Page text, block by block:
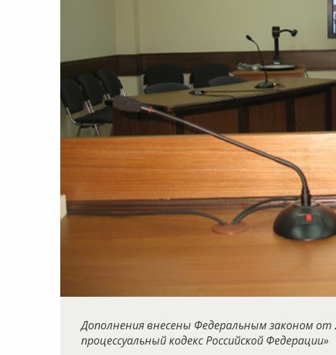
Дополнения внесены Федеральным законом от
процессуальный кодекс Российской Федерации»